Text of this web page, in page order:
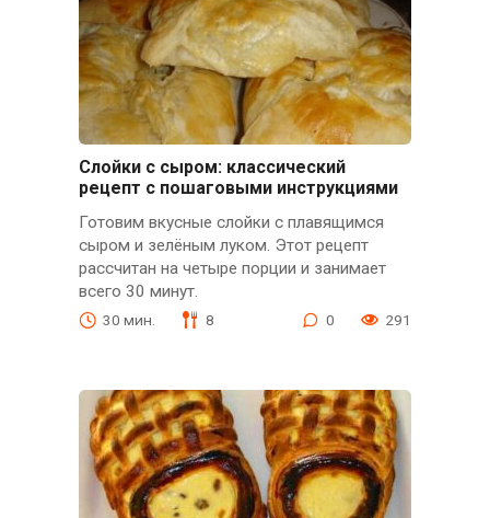
Слойки с сыром: классический
рецепт с пошаговыми инструкциями
Готовим вкусные слойки с плавящимся
сыром и зелёным луком. Этот рецепт
рассчитан на четыре порции и занимает
всего 30 минут.
30 мин. 8 0 291